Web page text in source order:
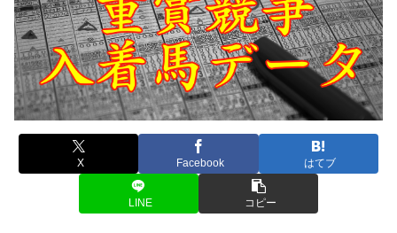
X Facebook はてブ
LINE コピー